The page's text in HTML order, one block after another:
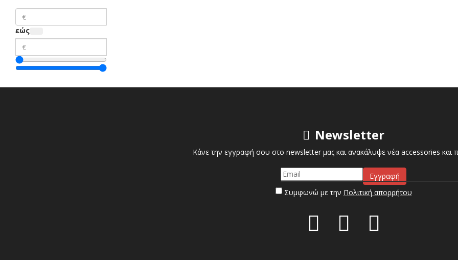
εώς
Newsletter
Κάνε την εγγραφή σου στο newsletter μας και ανακάλυψε νέα accessories και
Συμφωνώ με την Πολιτική απορρήτου